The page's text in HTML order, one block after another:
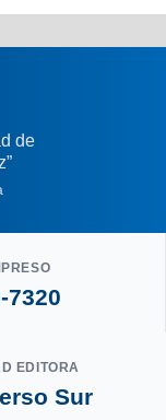
de
7320
EDITORA
Sur